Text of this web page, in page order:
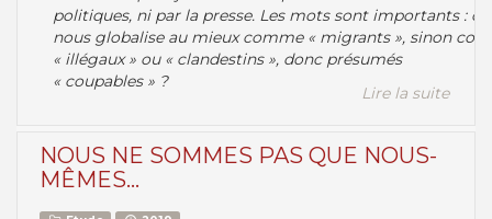
politiques, ni par la presse. Les mots sont importants : on
nous globalise au mieux comme « migrants », sinon
« illégaux » ou « clandestins », donc présumés
« coupables » ?
Lire la suite
NOUS NE SOMMES PAS QUE NOUS-
MÊMES…